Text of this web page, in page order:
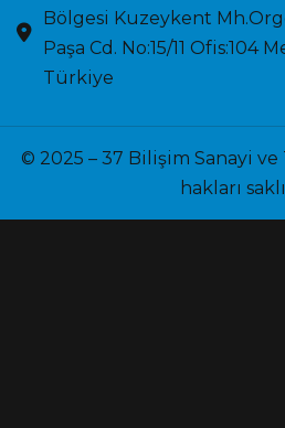
Bölgesi Kuzeykent
Paşa Cd. No:15/11 Ofis:104
Türkiye
© 2025 – 37 Bilişim Sanayi
hakları